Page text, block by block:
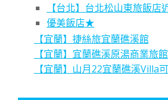
【台北】台北松山東旅飯
優美飯店★
【宜蘭】捷絲旅宜蘭礁溪館
【宜蘭】宜蘭礁溪原湯商業旅
【宜蘭】山月22宜蘭礁溪Villa